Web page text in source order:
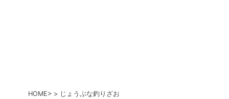
HOME じょうぶな釣りざお